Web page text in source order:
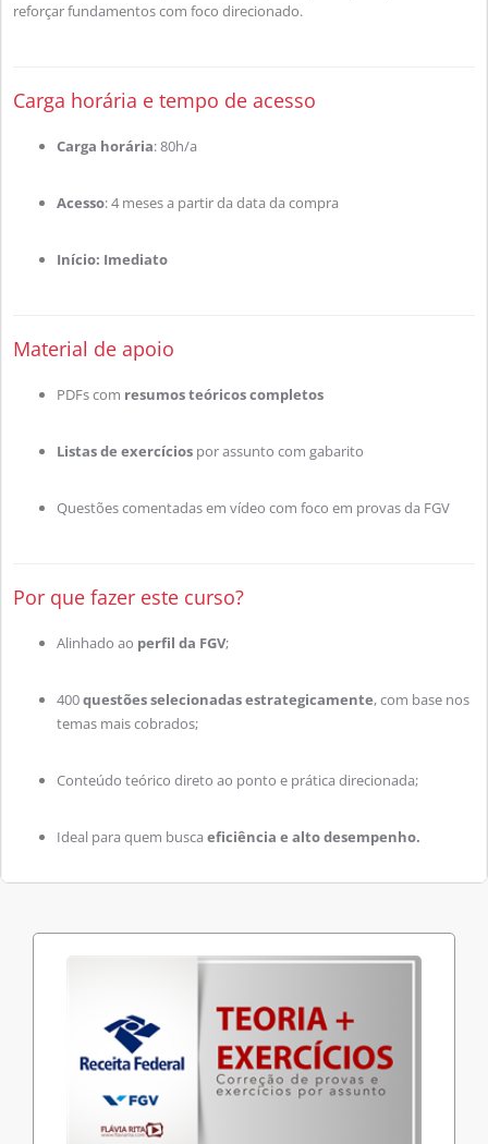
reforçar fundamentos com foco direcionado.
Carga horária e tempo de acesso
Carga horária: 80h/a
Acesso: 4 meses a partir da data da compra
Início: Imediato
Material de apoio
PDFs com resumos teóricos completos
Listas de exercícios por assunto com gabarito
Questões comentadas em vídeo com foco em provas da FGV
Por que fazer este curso?
Alinhado ao perfil da FGV;
400questões selecionadas estrategicamente, com base nos
temas mais cobrados;
Conteúdo teórico direto ao ponto e prática direcionada;
Ideal para quem busca eficiência e alto desempenho.